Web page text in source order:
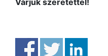
Várjuk szeretettel!